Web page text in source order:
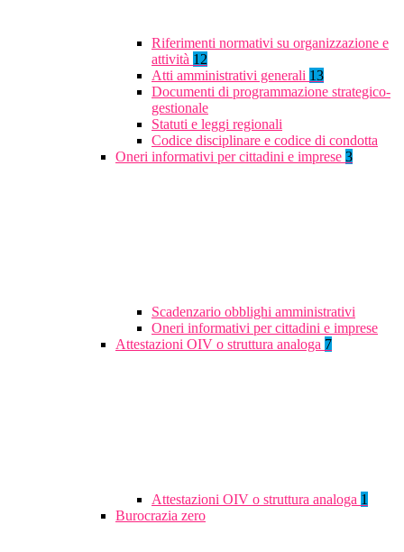
Riferimenti normativi su organizzazione e
attività 12
Atti amministrativi generali 13
Documenti di programmazione strategico-
gestionale
Statuti e leggi regionali
Codice disciplinare e codice di condotta
Oneri informativi per cittadini e imprese 3
Scadenzario obblighi amministrativi
Oneri informativi per cittadini e imprese
Attestazioni OIV o struttura analoga 7
Attestazioni OIV o struttura analoga 1
Burocrazia zero